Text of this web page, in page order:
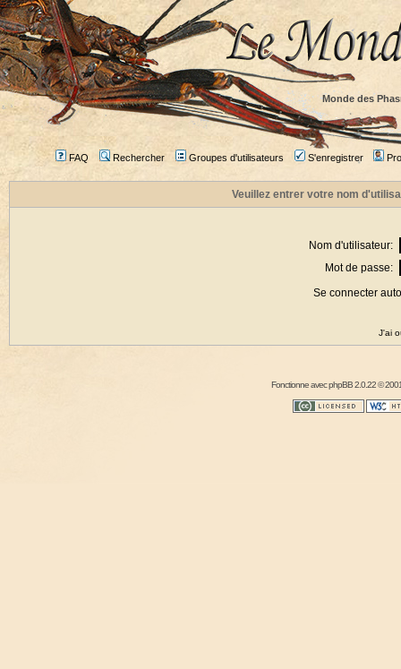
Monde des
FAQ Rechercher Groupes d'utilisateurs S'enregistrer
Veuillez entrer votre nom
Nom d'utilisateur:
Mot de passe:
Se connecter
J'ai
Fonctionne avecphpBB2.0.22 ©